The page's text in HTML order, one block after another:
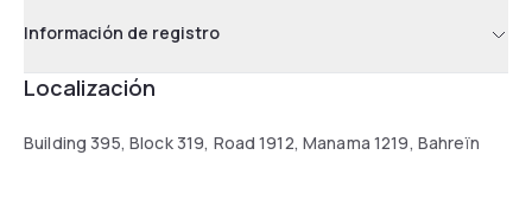
Información de registro
Localización
Building 395, Block 319, Road 1912, Manama 1219, Bahreïn